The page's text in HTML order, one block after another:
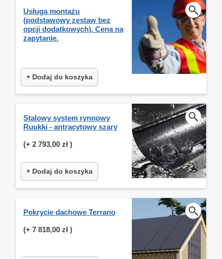
Usługa montażu
(podstawowy zestaw bez
opcji dodatkowych). Cena na
zapytanie.
+ Dodaj do koszyka
Stalowy system rynnowy
Ruukki - antracytowy szary
(+ 2 793,00 zł )
+ Dodaj do koszyka
Pokrycie dachowe Terrano
(+ 7 818,00 zł )